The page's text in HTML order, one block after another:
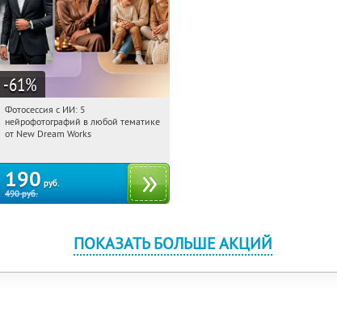
-61%
19:31:25
Россия
Фотосессия с ИИ: 5
нейрофотографий в любой тематике
от New Dream Works
190 руб.
490руб.
ПОКАЗАТЬ БОЛЬШЕ АКЦИЙ